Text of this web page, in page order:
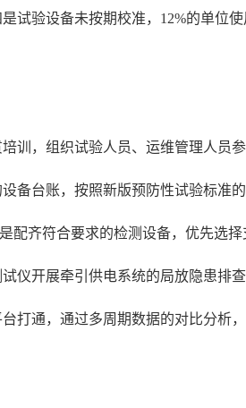
验设备未按期校准，12%的单位使
训，组织试验人员、运维管理人员
台账，按照新版预防性试验标准
齐符合要求的检测设备，优先选
仪开展牵引供电系统的局放隐患排
打通，通过多周期数据的对比分析